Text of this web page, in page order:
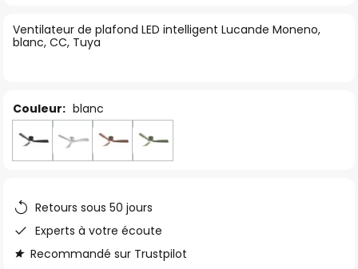
the
images
Ventilateur de plafond LED intelligent Lucande Moneno,
blanc, CC, Tuya
Couleur: blanc
Retours sous 50 jours
Experts à votre écoute
Recommandé sur Trustpilot